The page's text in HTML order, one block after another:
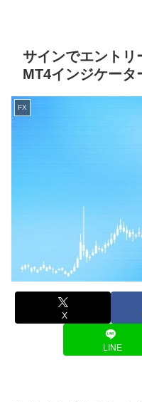
サインでエントリ
MT4インジケータ
FX
X
LINE